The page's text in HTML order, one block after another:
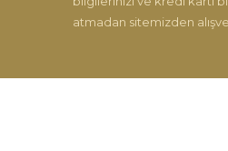
atmadan sitemizden